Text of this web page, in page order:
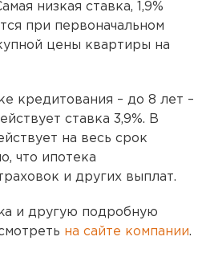
низкая ставка, 1,9%
при первоначальном
цены квартиры на
кредитования – до 8 лет –
ставка 3,9%. В
на весь срок
что ипотека
и других выплат.
и другую подробную
на сайте компании.